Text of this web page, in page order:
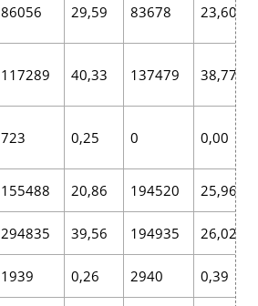
86056 29,59 83678 23,60
117289 40,33 137479 38,77
723 0,25 0 0,00
155488 20,86 194520
25,96
294835 39,56 194935
26,02
1939 0,26 2940
0,39